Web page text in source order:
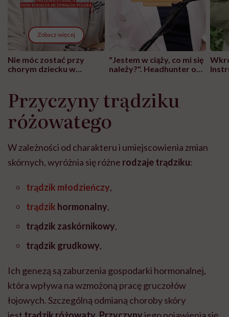
Zobacz więcej
Nie móc zostać przy
chorym dziecku w
może chyba tylko
głupota i brak
wyobraźni"
"Jestem w ciąży, co mi się
należy?". Headhunter o
pracy
Przyczyny trądziku
różowatego
W zależności od charakteru i umiejscowienia zmian
skórnych, wyróżnia się różne rodzaje trądziku:
trądzik młodzieńczy,
trądzik hormonalny,
trądzik zaskórnikowy,
trądzik grudkowy,
Ich genezą są zaburzenia gospodarki hormonalnej,
która wpływa na wzmożoną pracę gruczołów
łojowych. Szczególną odmianą choroby skóry